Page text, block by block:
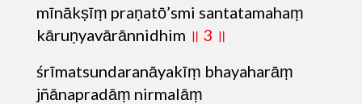
mīnākṣīṃ praṇatō’smi santatamahaṃ
kāruṇyavārānnidhim ॥ 3 ॥
śrīmatsundaranāyakīṃ bhayaharāṃ
jñānapradāṃ nirmalāṃ